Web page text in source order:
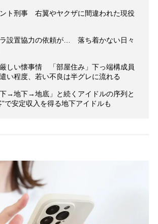
ト刑事 右翼やヤクザに間違われた現役
設置協力の依頼が… 落ち着かない日々
しい懐事情 「部屋住み」下っ端構成員
い程度、若い不良は半グレに流れる
→地下→地底」と続くアイドルの序列と
で安定収入を得る地下アイドルも